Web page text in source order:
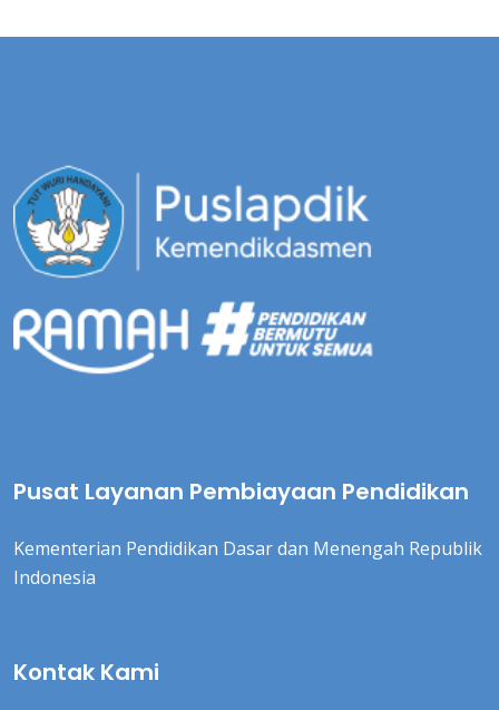
Pusat Layanan Pembiayaan Pendidikan
Kementerian Pendidikan Dasar dan Menengah Republik
Indonesia
Kontak Kami